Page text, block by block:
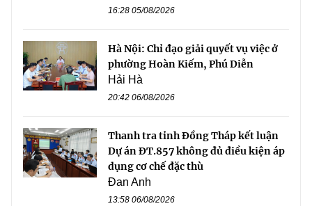
16:28 05/08/2026
Hà Nội: Chỉ đạo giải quyết vụ việc ở
phường Hoàn Kiếm, Phú Diễn
Hải Hà
20:42 06/08/2026
Thanh tra tỉnh Đồng Tháp kết luận
Dự án ĐT.857 không đủ điều kiện áp
dụng cơ chế đặc thù
Đan Anh
13:58 06/08/2026